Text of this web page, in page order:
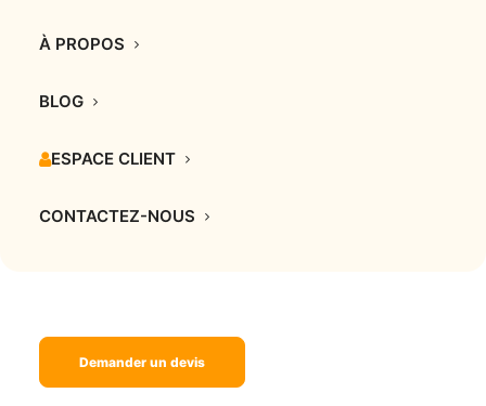
À PROPOS
BLOG
ESPACE CLIENT
CONTACTEZ-NOUS
Demander un devis
Comment rassurer vos clients pendant une